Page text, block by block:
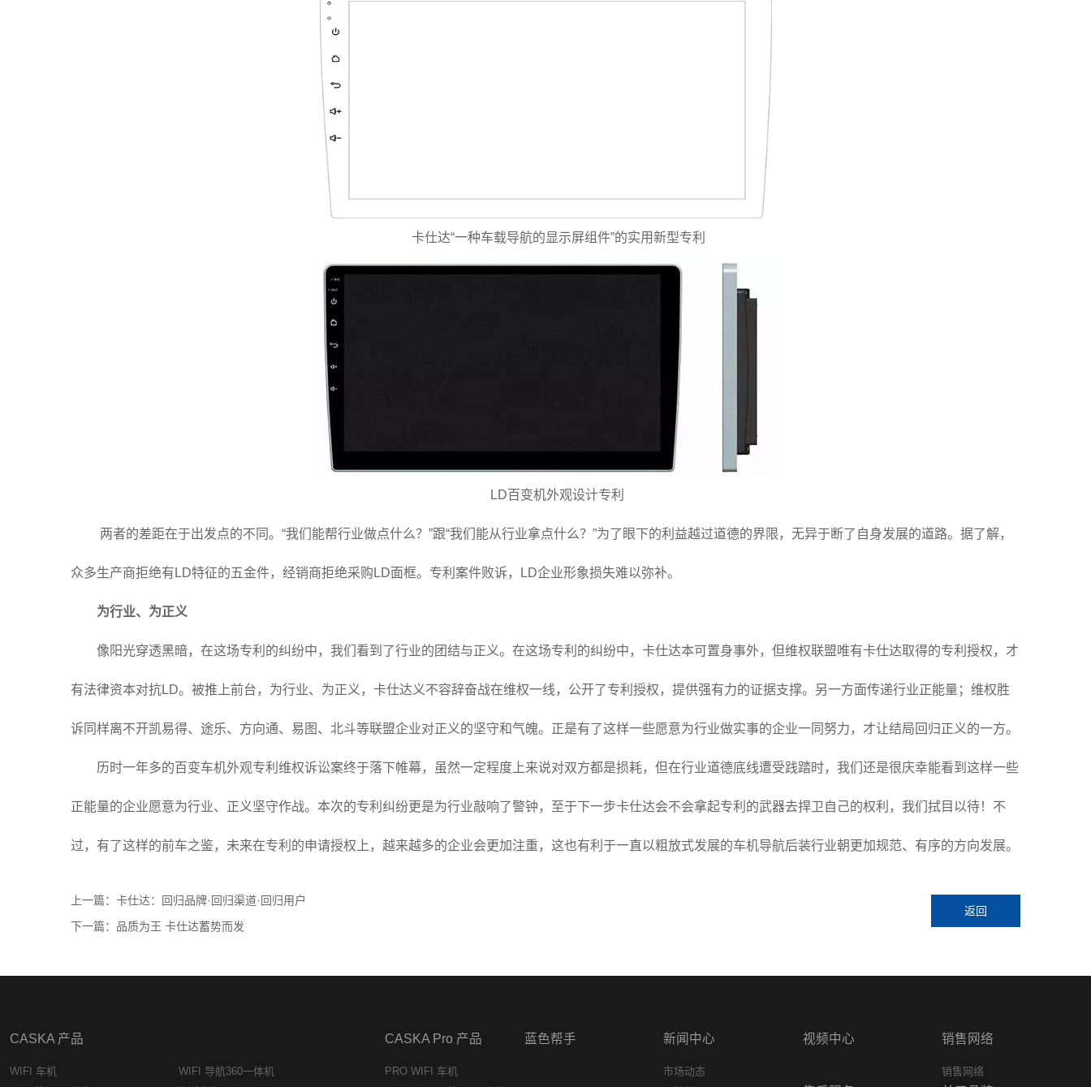
卡仕达“一种车载导航的显示屏组件”的实用新型专利
LD百变机外观设计专利
两者的差距在于出发点的不同。“我们能帮行业做点什么？”跟“我们能从行业拿点什么？”为了眼下的利益越过道德的界限，无异于断了自身发展的道路。据了解，
众多生产商拒绝有LD特征的五金件，经销商拒绝采购LD面框。专利案件败诉，LD企业形象损失难以弥补。
为行业、为正义
像阳光穿透黑暗，在这场专利的纠纷中，我们看到了行业的团结与正义。在这场专利的纠纷中，卡仕达本可置身事外，但维权联盟唯有卡仕达取得的专利授权，才
有法律资本对抗LD。被推上前台，为行业、为正义，卡仕达义不容辞奋战在维权一线，公开了专利授权，提供强有力的证据支撑。另一方面传递行业正能量；维权胜
诉同样离不开凯易得、途乐、方向通、易图、北斗等联盟企业对正义的坚守和气魄。正是有了这样一些愿意为行业做实事的企业一同努力，才让结局回归正义的一方。
历时一年多的百变车机外观专利维权诉讼案终于落下帷幕，虽然一定程度上来说对双方都是损耗，但在行业道德底线遭受践踏时，我们还是很庆幸能看到这样一些
正能量的企业愿意为行业、正义坚守作战。本次的专利纠纷更是为行业敲响了警钟，至于下一步卡仕达会不会拿起专利的武器去捍卫自己的权利，我们拭目以待！不
过，有了这样的前车之鉴，未来在专利的申请授权上，越来越多的企业会更加注重，这也有利于一直以粗放式发展的车机导航后装行业朝更加规范、有序的方向发展。
上一篇：卡仕达：回归品牌·回归渠道·回归用户
下一篇：品质为王 卡仕达蓄势而发
返回
CASKA 产品
WIFI 车机
WIFI 导航360一体机
CASKA Pro 产品
PRO WIFI 车机
蓝色帮手 新闻中心
市场动态
视频中心 销售网络
销售网络